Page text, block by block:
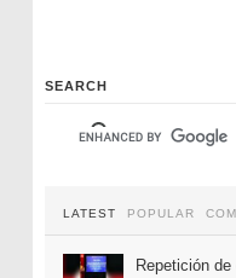
SEARCH
LATEST POPULAR
Repetición